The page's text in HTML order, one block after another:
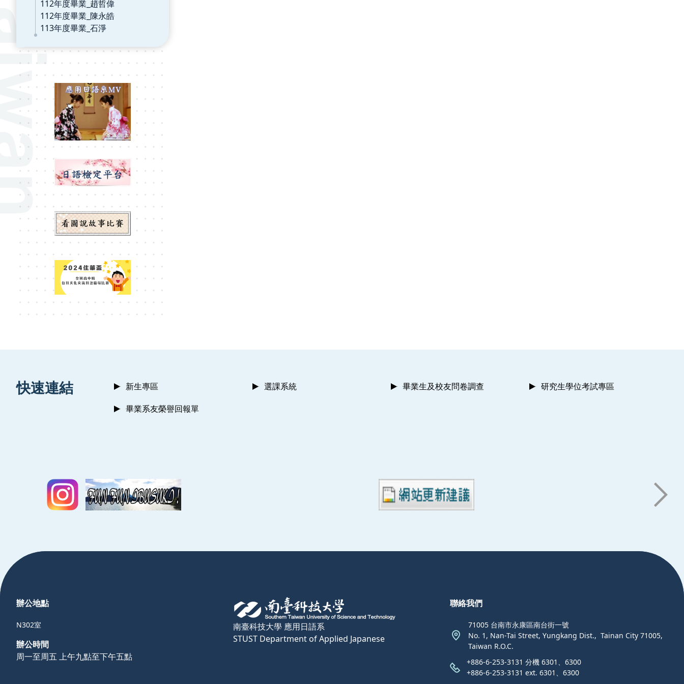
112年度畢業_趙哲偉
112年度畢業_陳永皓
113年度畢業_石淨
快速連結 新生專區 選課系統 畢業生及校友問卷調查
研究生學位考試專區
畢業系友榮譽回報單
南臺科技大學 應用日語系
STUST Department of Applied Japanese
聯絡我們
71005 台南市永康區南台街一號
No. 1, Nan-Tai Street, Yungkang Dist.,  Tainan City 71005,
Taiwan R.O.C.
+886-6-253-3131 分機 6301、6300
+886-6-253-3131 ext. 6301、6300
辦公地點
N302室
辦公時間
周一至周五 上午九點至下午五點